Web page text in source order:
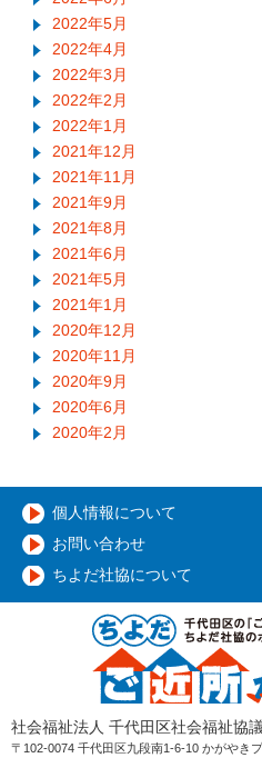
2022年5月
2022年4月
2022年3月
2022年2月
2022年1月
2021年12月
2021年11月
2021年9月
2021年8月
2021年6月
2021年5月
2021年1月
2020年12月
2020年11月
2020年9月
2020年6月
2020年2月
個人情報について
お問い合わせ
ちよだ社協について
社会福祉法人 千代田区社会福祉協
〒102-0074 千代田区九段南1-6-10 かがやき